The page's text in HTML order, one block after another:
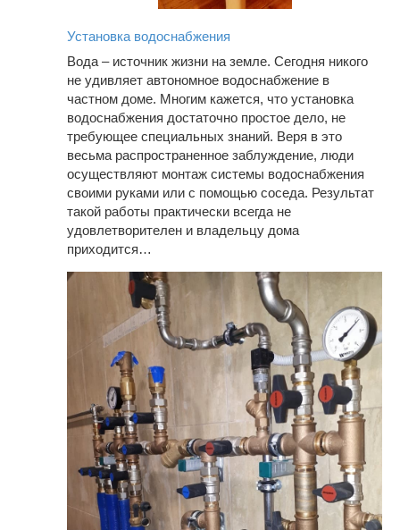
Установка водоснабжения
Вода – источник жизни на земле. Сегодня никого
не удивляет автономное водоснабжение в
частном доме. Многим кажется, что установка
водоснабжения достаточно простое дело, не
требующее специальных знаний. Веря в это
весьма распространенное заблуждение, люди
осуществляют монтаж системы водоснабжения
своими руками или с помощью соседа. Результат
такой работы практически всегда не
удовлетворителен и владельцу дома
приходится…